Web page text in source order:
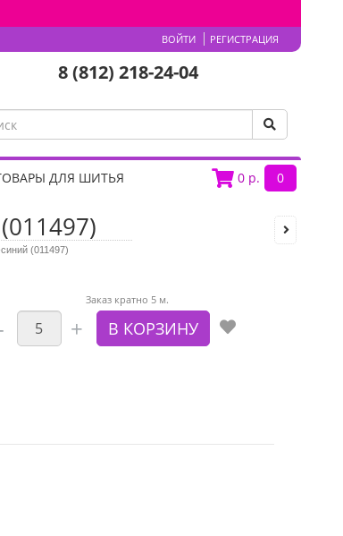
ВОЙТИ РЕГИСТРАЦИЯ
8 (812) 218-24-04
0 р. 0
ДЛЯ ШИТЬЯ
(011497)
Заказ кратно 5 м.